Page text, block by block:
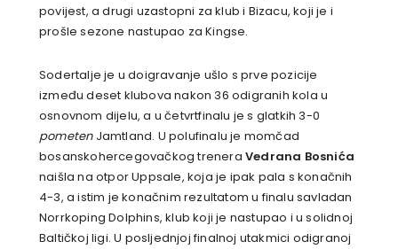
povijest, a drugi uzastopni za klub i Bizacu, koji je i
prošle sezone nastupao za Kingse.
Sodertalje je u doigravanje ušlo s prve pozicije
između deset klubova nakon 36 odigranih kola u
osnovnom dijelu, a u četvrtfinalu je s glatkih 3-0
pometenJamtland. U polufinalu je momčad
bosanskohercegovačkog trenera Vedrana Bosnića
naišla na otpor Uppsale, koja je ipak pala s konačnih
4-3, a istim je konačnim rezultatom u finalu savladan
Norrkoping Dolphins, klub koji je nastupao i u solidnoj
Baltičkoj ligi. U posljednjoj finalnoj utakmici odigranoj